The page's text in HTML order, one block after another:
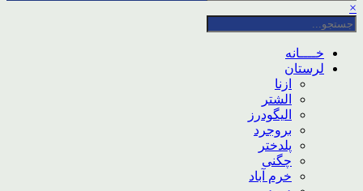
×
خــــانه
لرستان
ازنا
الشتر
الیگودرز
بروجرد
پلدختر
چگنی
خرم آباد